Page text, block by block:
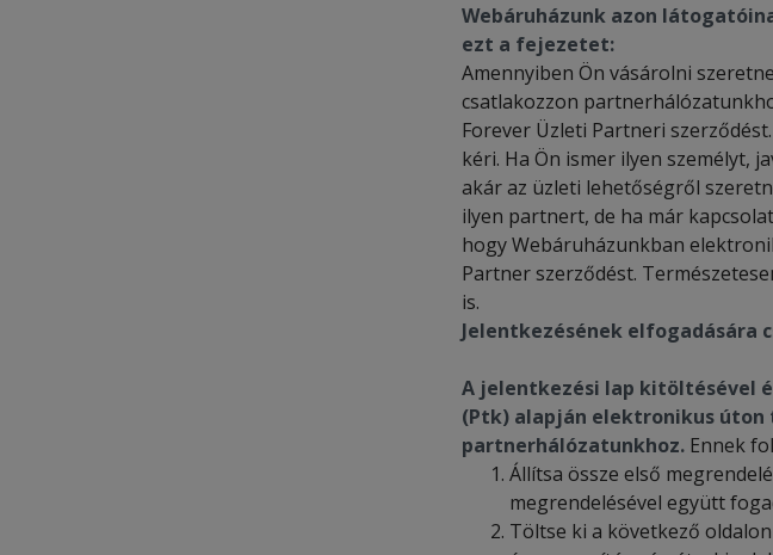
Webáruházunk azon
ezt a fejezetet:
Amennyiben Ön vásárolni
csatlakozzon
Forever Üzleti Partneri
kéri. Ha Ön ismer ilyen személyt,
akár az üzleti lehetőségről
ilyen partnert, de ha már
hogy Webáruházunkban
Partner szerződést.
is.
Jelentkezésének elfogadására
A jelentkezési lap kitöltésével
(Ptk) alapján elektronikus úton
partnerhálózatunkhoz. Ennek
Állítsa össze első
megrendelésével együtt
Töltse ki a következő